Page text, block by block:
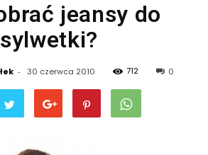
jeansy do
sylwetki?
- 30 czerwca 2010 712 0